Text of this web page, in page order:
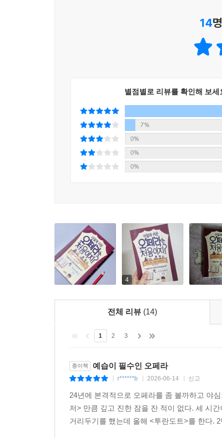
14
별점별로 리뷰를 확인해 보세
7%
0%
0%
0%
4
전체 리뷰 (14)
1 2 3
종이책 예습이 필수인 오페라
r******b 2026-06-14 신고
24년에 본격적으로 오페라를 좀 볼까하고 야
저> 만큼 깊고 진한 잠을 잔 적이 없다. 세 시
거리두기를 했는데 올해 <투란도트>를 한다.